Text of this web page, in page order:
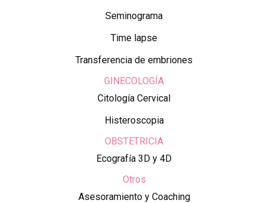
Seminograma
Time lapse
Transferencia de embriones
GINECOLOGÍA
Citología Cervical
Histeroscopia
OBSTETRICIA
Ecografía 3D y 4D
Otros
Asesoramiento y Coaching